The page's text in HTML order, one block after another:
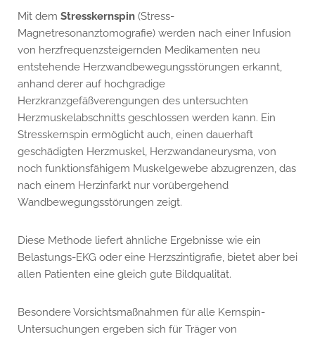
Mit dem Stresskernspin (Stress-
Magnetresonanztomografie) werden nach einer Infusion
von herzfrequenzsteigernden Medikamenten neu
entstehende Herzwandbewegungsstörungen erkannt,
anhand derer auf hochgradige
Herzkranzgefäßverengungen des untersuchten
Herzmuskelabschnitts geschlossen werden kann. Ein
Stresskernspin ermöglicht auch, einen dauerhaft
geschädigten Herzmuskel, Herzwandaneurysma, von
noch funktionsfähigem Muskelgewebe abzugrenzen, das
nach einem Herzinfarkt nur vorübergehend
Wandbewegungsstörungen zeigt.
Diese Methode liefert ähnliche Ergebnisse wie ein
Belastungs-EKG oder eine Herzszintigrafie, bietet aber bei
allen Patienten eine gleich gute Bildqualität.
Besondere Vorsichtsmaßnahmen für alle Kernspin-
Untersuchungen ergeben sich für Träger von